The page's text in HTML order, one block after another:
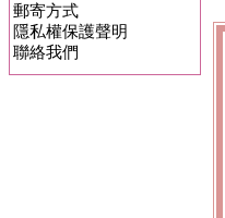
郵寄方式
隱私權保護聲明
聯絡我們